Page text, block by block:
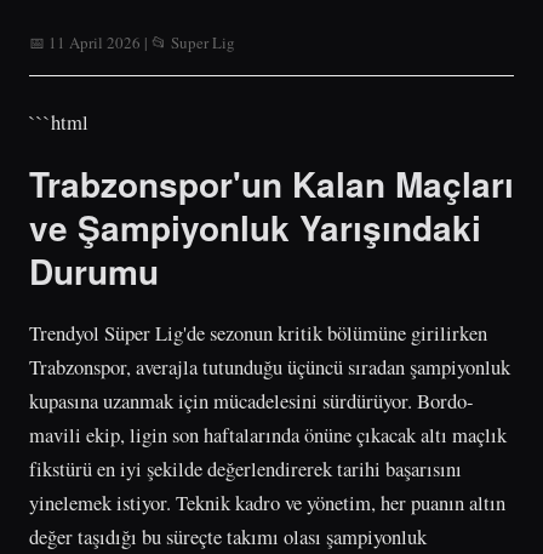
📅 11 April 2026 | 📂 Super Lig
```html
Trabzonspor'un Kalan Maçları
ve Şampiyonluk Yarışındaki
Durumu
Trendyol Süper Lig'de sezonun kritik bölümüne girilirken
Trabzonspor, averajla tutunduğu üçüncü sıradan şampiyonluk
kupasına uzanmak için mücadelesini sürdürüyor. Bordo-
mavili ekip, ligin son haftalarında önüne çıkacak altı maçlık
fikstürü en iyi şekilde değerlendirerek tarihi başarısını
yinelemek istiyor. Teknik kadro ve yönetim, her puanın altın
değer taşıdığı bu süreçte takımı olası şampiyonluk